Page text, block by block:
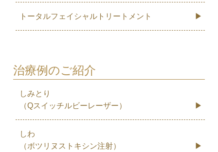
トータルフェイシャルトリートメント
治療例のご紹介
しみとり
（Qスイッチルビーレーザー）
しわ
（ボツリヌストキシン注射）